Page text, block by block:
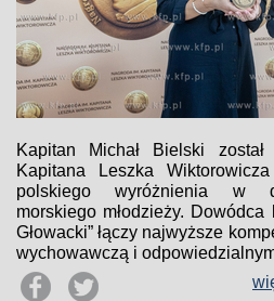
Kapitan Michał Bielski
Kapitana Leszka
polskiego wyróżnienia w
morskiego młodzieży.
Głowacki” łączy najwyższe
wychowawczą i